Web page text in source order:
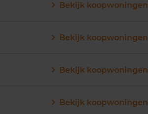
Bekijk koopwoningen
Bekijk koopwoningen
Bekijk koopwoningen
Bekijk koopwoningen